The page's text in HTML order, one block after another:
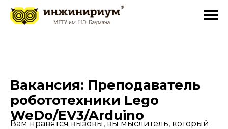
Вакансия: Преподаватель
робототехники Lego
WeDo/EV3/Arduino
Вам нравятся вызовы, вы мыслитель, который